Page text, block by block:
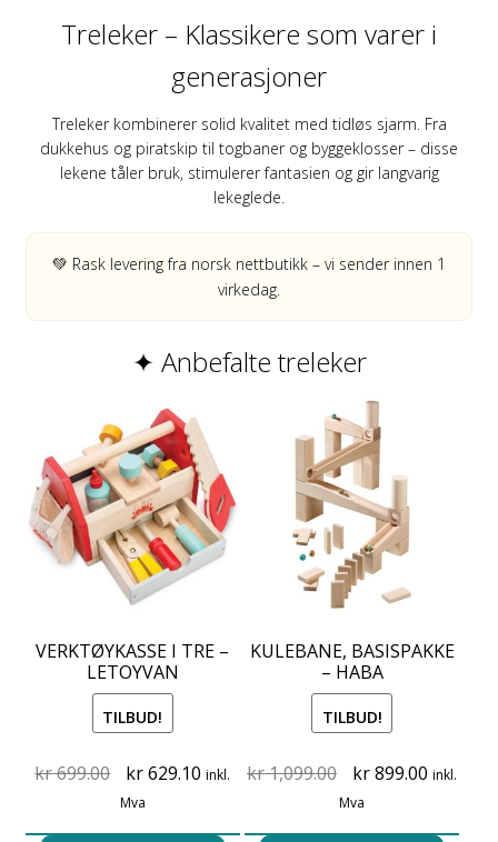
Treleker – Klassikere som varer i
generasjoner
Treleker kombinerer solid kvalitet med tidløs sjarm. Fra
dukkehus og piratskip til togbaner og byggeklosser – disse
lekene tåler bruk, stimulerer fantasien og gir langvarig
lekeglede.
💚 Rask levering fra norsk nettbutikk – vi sender innen 1
virkedag.
✦ Anbefalte treleker
VERKTØYKASSE I TRE –
LETOYVAN
TILBUD!
kr699.00
Original
price
was:
kr629.10 Current
is:
inkl.
Mva
KULEBANE, BASISPAKKE
– HABA
TILBUD!
kr1,099.00
Original
price
was:
kr899.00 Current
is:
inkl.
Mva